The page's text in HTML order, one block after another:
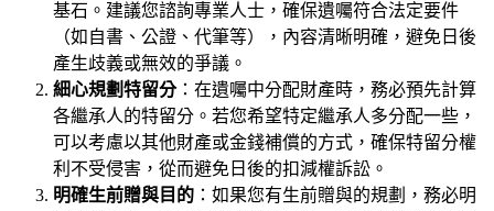
基石。建議您諮詢專業人士，確保遺囑符合法定要件
（如自書、公證、代筆等），內容清晰明確，避免日後
產生歧義或無效的爭議。
細心規劃特留分：在遺囑中分配財產時，務必預先計算
各繼承人的特留分。若您希望特定繼承人多分配一些，
可以考慮以其他財產或金錢補償的方式，確保特留分權
利不受侵害，從而避免日後的扣減權訴訟。
明確生前贈與目的 ：如果您有生前贈與的規劃，務必明